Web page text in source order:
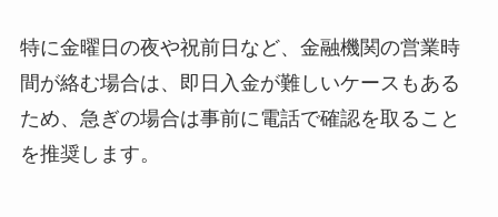
特に金曜日の夜や祝前日など、金融機関の営業時
間が絡む場合は、即日入金が難しいケースもある
ため、急ぎの場合は事前に電話で確認を取ること
を推奨します。